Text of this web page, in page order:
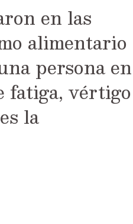
en las
alimentario
persona en
fatiga, vértigo
la